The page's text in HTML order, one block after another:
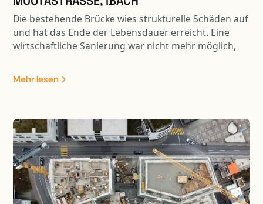
Die bestehende Brücke wies strukturelle Schäden auf
und hat das Ende der Lebensdauer erreicht. Eine
wirtschaftliche Sanierung war nicht mehr möglich,
Zudem hatte der Tobelbach in Bezug auf den
Hochwasserschutz und die Ökologie erhebliche
erfolgte der Neubau mit einer vergrösserten
Spannweite.
Mehr lesen